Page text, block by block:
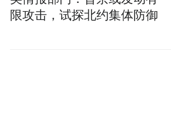
限攻击，试探北约集体防御